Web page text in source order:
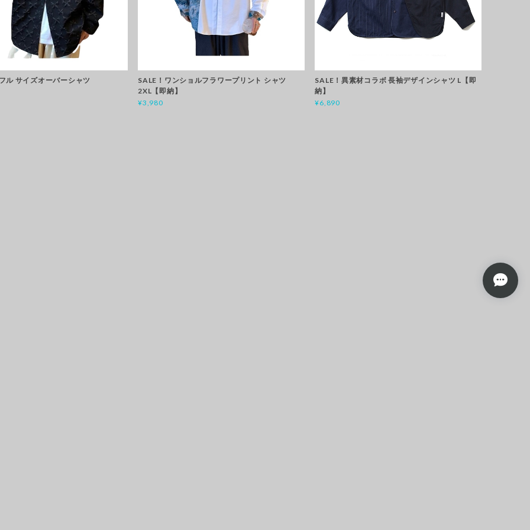
ル サイズオーバーシャツ
SALE！ワンショルフラワープリント シャツ
2XL【即納】
¥3,980
SALE！異素材コラボ 長袖デザインシャツ L【即
納】
¥6,890